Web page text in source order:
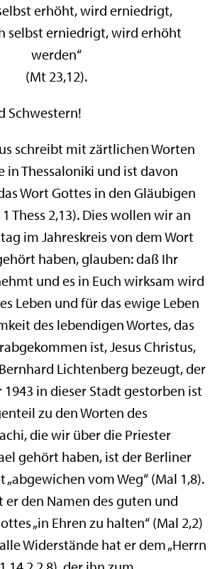
erhöht, wird erniedrigt,
selbst erniedrigt, wird erhöht
werden“
(Mt 23,12).
Schwestern!
schreibt mit zärtlichen Worten
in Thessaloniki und ist davon
Wort Gottes in den Gläubigen
Thess 2,13). Dies wollen wir an
im Jahreskreis von dem Wort
haben, glauben: daß Ihr
und es in Euch wirksam wird
Leben und für das ewige Leben
des lebendigen Wortes, das
ist, Jesus Christus,
Lichtenberg bezeugt, der
1943 in dieser Stadt gestorben ist
zu den Worten des
die wir über die Priester
gehört haben, ist der Berliner
vom Weg“ (Mal 1,8).
er den Namen des guten und
„in Ehren zu halten“ (Mal 2,2)
Widerstände hat er dem „Herrn